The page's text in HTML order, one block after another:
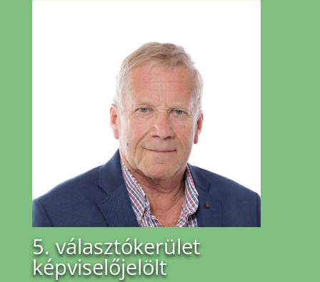
5. választókerület
képviselőjelölt